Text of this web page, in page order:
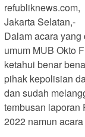
refubliknews.com,
Jakarta Selatan,-
Dalam acara
umum MUB Okto
ketahui benar
pihak kepolisian
dan sudah
tembusan laporan
2022 namun